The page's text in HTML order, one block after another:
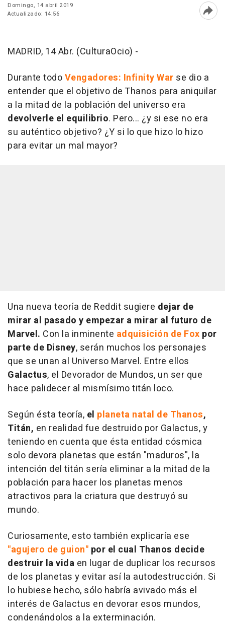
Domingo, 14 abril 2019
Actualizado: 14:56
MADRID, 14 Abr. (CulturaOcio) -
Durante todoVengadores: Infinity War se dio a
entender que el objetivo de Thanos para aniquilar
a la mitad de la población del universo era
devolverle el equilibrio. Pero... ¿y si ese no era
su auténtico objetivo? ¿Y si lo que hizo lo hizo
para evitar un mal mayor?
Una nueva teoría de Reddit sugiere dejar de
mirar al pasado y empezar a mirar al futuro de
Marvel. Con la inminente adquisición de Fox por
parte de Disney, serán muchos los personajes
que se unan al Universo Marvel. Entre ellos
Galactus, el Devorador de Mundos, un ser que
hace palidecer al mismísimo titán loco.
Según ésta teoría, el planeta natal de Thanos,
Titán, en realidad fue destruido por Galactus, y
teniendo en cuenta que ésta entidad cósmica
solo devora planetas que están "maduros", la
intención del titán sería eliminar a la mitad de la
población para hacer los planetas menos
atractivos para la criatura que destruyó su
mundo.
Curiosamente, esto también explicaría ese
"agujero de guion" por el cual Thanos decide
destruir la vida en lugar de duplicar los recursos
de los planetas y evitar así la autodestrucción. Si
lo hubiese hecho, sólo habría avivado más el
interés de Galactus en devorar esos mundos,
condenándolos a la exterminación.